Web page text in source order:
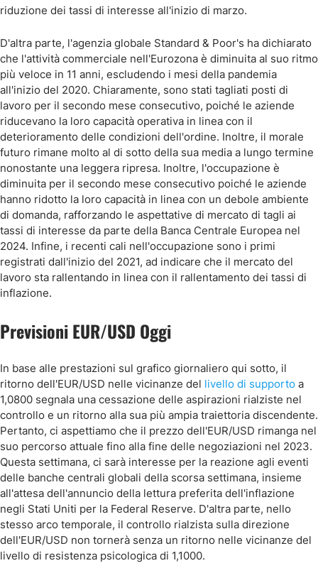
riduzione dei tassi di interesse all'inizio di marzo.
D'altra parte, l'agenzia globale Standard & Poor's ha dichiarato
che l'attività commerciale nell'Eurozona è diminuita al suo ritmo
più veloce in 11 anni, escludendo i mesi della pandemia
all'inizio del 2020. Chiaramente, sono stati tagliati posti di
lavoro per il secondo mese consecutivo, poiché le aziende
riducevano la loro capacità operativa in linea con il
deterioramento delle condizioni dell'ordine. Inoltre, il morale
futuro rimane molto al di sotto della sua media a lungo termine
nonostante una leggera ripresa. Inoltre, l'occupazione è
diminuita per il secondo mese consecutivo poiché le aziende
hanno ridotto la loro capacità in linea con un debole ambiente
di domanda, rafforzando le aspettative di mercato di tagli ai
tassi di interesse da parte della Banca Centrale Europea nel
2024. Infine, i recenti cali nell'occupazione sono i primi
registrati dall'inizio del 2021, ad indicare che il mercato del
lavoro sta rallentando in linea con il rallentamento dei tassi di
inflazione.
Previsioni EUR/USD Oggi
In base alle prestazioni sul grafico giornaliero qui sotto, il
ritorno dell'EUR/USD nelle vicinanze del livello di supporto a
1,0800 segnala una cessazione delle aspirazioni rialziste nel
controllo e un ritorno alla sua più ampia traiettoria discendente.
Pertanto, ci aspettiamo che il prezzo dell'EUR/USD rimanga nel
suo percorso attuale fino alla fine delle negoziazioni nel 2023.
Questa settimana, ci sarà interesse per la reazione agli eventi
delle banche centrali globali della scorsa settimana, insieme
all'attesa dell'annuncio della lettura preferita dell'inflazione
negli Stati Uniti per la Federal Reserve. D'altra parte, nello
stesso arco temporale, il controllo rialzista sulla direzione
dell'EUR/USD non tornerà senza un ritorno nelle vicinanze del
livello di resistenza psicologica di 1,1000.